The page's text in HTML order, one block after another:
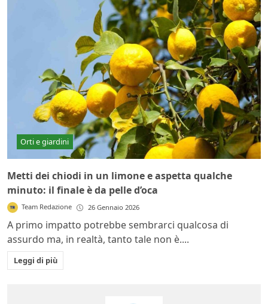
Orti e giardini
Metti dei chiodi in un limone e aspetta qualche
minuto: il finale è da pelle d’oca
Team Redazione 26 Gennaio 2026
A primo impatto potrebbe sembrarci qualcosa di
assurdo ma, in realtà, tanto tale non è....
Leggi di più